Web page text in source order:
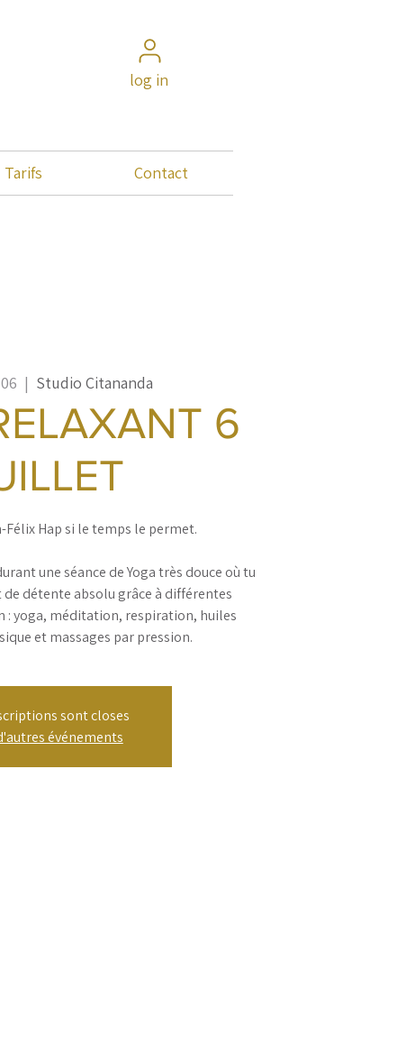
log in
Tarifs Contact
  |
Studio Citananda
6
Félix Hap si le temps le permet.
une séance de Yoga très douce où tu
de détente absolu grâce à différentes
: yoga, méditation, respiration, huiles
et massages par pression.
sont closes
événements